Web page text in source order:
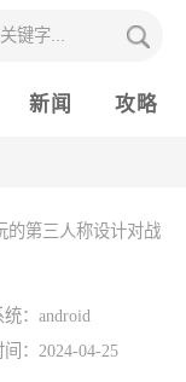
新闻 攻略
的第三人称设计对战
统：android
间：2024-04-25